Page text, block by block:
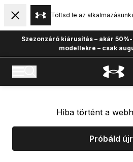
Töltsd le az
Szezonzáró kiárusítás – akár
modellekre – csak
Hiba történt a
Próbáld